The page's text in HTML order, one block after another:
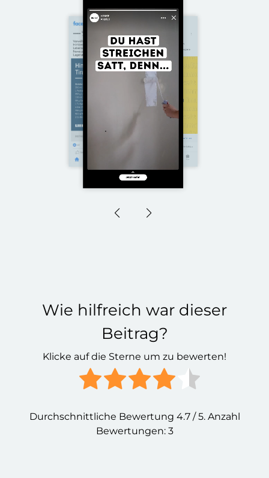
Wie hilfreich war dieser
Beitrag?
Klicke auf die Sterne um zu bewerten!
Durchschnittliche Bewertung 4.7/ 5. Anzahl
Bewertungen: 3